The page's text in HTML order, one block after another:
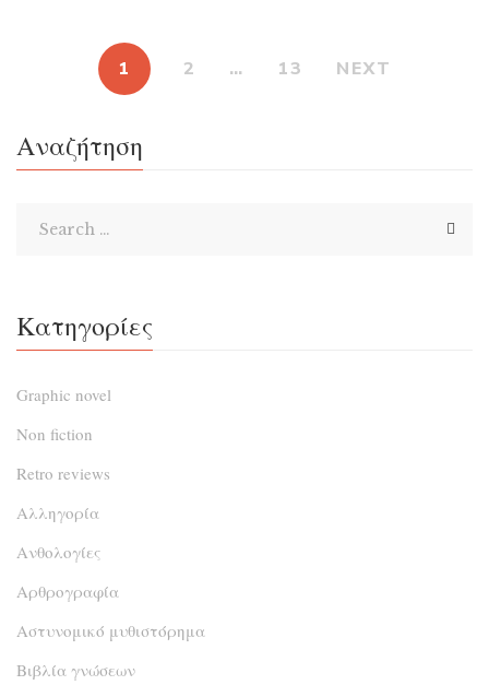
(στο έγκλημα) Βέρο Ρουίζ να επιστρέψουν στο Ατλάντικ
Σίτι και να κανονίσουν μαζί τις εκκρεμότητες της Βέρο
της εξομολογήθηκε στο προηγούμενο βιβλίο για να […]
1 2 … 13 NEXT
Αναζήτηση
Κατηγορίες
Graphic novel
Non fiction
Retro reviews
Αλληγορία
Ανθολογίες
Αρθρογραφία
Αστυνομικό μυθιστόρημα
Βιβλία γνώσεων